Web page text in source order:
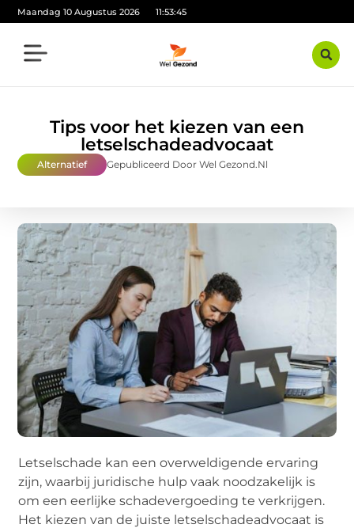
Maandag 10 Augustus 2026 11:53:47
Tips voor het kiezen van een
letselschadeadvocaat
Alternatief Gepubliceerd Door Wel Gezond.nl
Letselschade kan een overweldigende ervaring
zijn, waarbij juridische hulp vaak noodzakelijk is
om een eerlijke schadevergoeding te verkrijgen.
Het kiezen van de juiste letselschadeadvocaat is